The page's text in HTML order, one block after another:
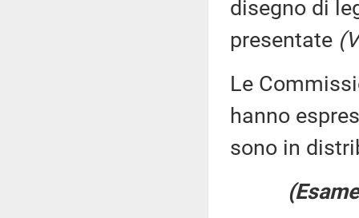
disegno di
presentate
Le
hanno
sono in